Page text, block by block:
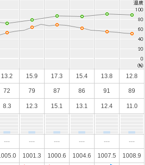
13.2 15.9 17.3 15.4 13.8 12.8
72 79 87 86 91 89
8.3 12.3 15.1 13.1 12.4 11.0
--- --- --- --- --- ---
1001.3 1000.6 1004.6 1007.5 1008.9